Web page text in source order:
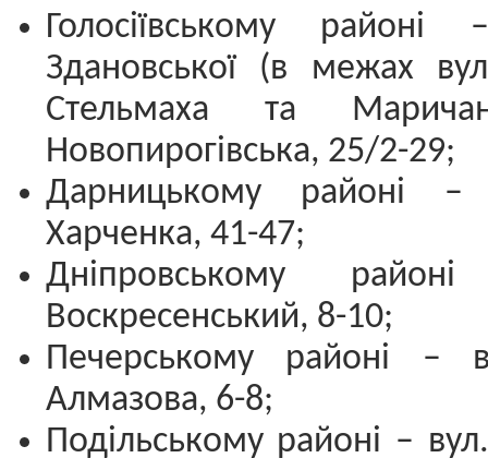
Голосіївському
Здановської (в межах
Стельмаха та
Новопирогівська, 25/2-29;
Дарницькому районі –
Харченка, 41-47;
Дніпровському
Воскресенський, 8-10;
Печерському районі –
Алмазова, 6-8;
Подільському районі –